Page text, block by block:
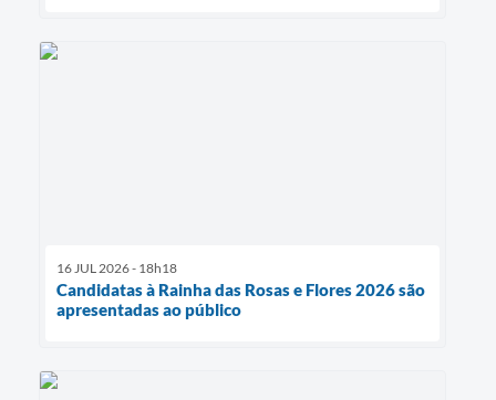
16 JUL 2026 - 18h18
Candidatas à Rainha das Rosas e Flores 2026 são
apresentadas ao público